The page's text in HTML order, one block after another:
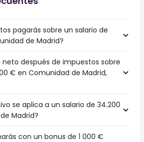
pagarás sobre un salario de
de Madrid?
neto después de impuestos sobre
€ en Comunidad de Madrid,
se aplica a un salario de 34.200
Madrid?
con un bonus de 1 000 €